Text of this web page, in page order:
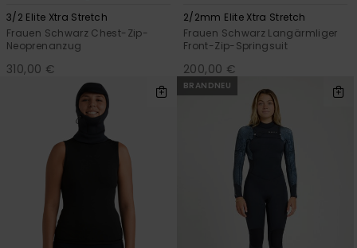
3/2 Elite Xtra Stretch
Frauen Schwarz Chest-Zip-
Neoprenanzug
310,00 €
2/2mm Elite Xtra Stretch
Frauen Schwarz Langärmliger
Front-Zip-Springsuit
200,00 €
BRANDNEU